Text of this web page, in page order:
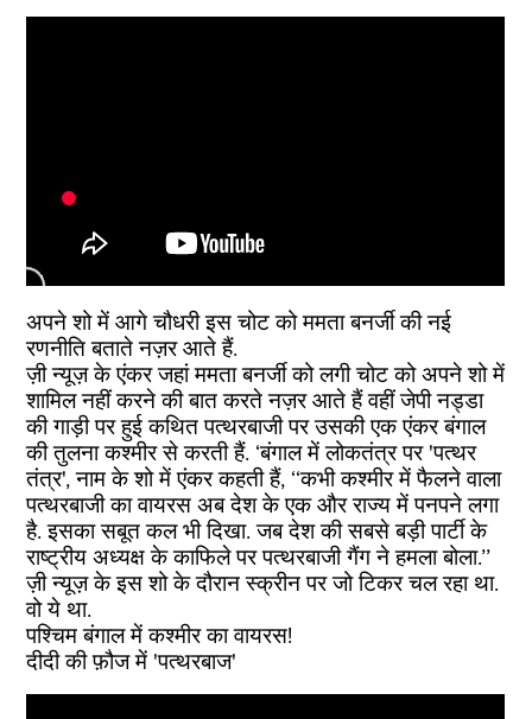
अपने शो में आगे चौधरी इस चोट को ममता बनर्जी की नई
रणनीति बताते नज़र आते हैं.
ज़ी न्यूज़ के एंकर जहां ममता बनर्जी को लगी चोट को अपने शो में
शामिल नहीं करने की बात करते नज़र आते हैं वहीं जेपी नड्डा
की गाड़ी पर हुई कथित पत्थरबाजी पर उसकी एक एंकर बंगाल
की तुलना कश्मीर से करती हैं. ‘बंगाल में लोकतंत्र पर 'पत्थर
तंत्र', नाम के शो में एंकर कहती हैं, ‘‘कभी कश्मीर में फैलने वाला
पत्थरबाजी का वायरस अब देश के एक और राज्य में पनपने लगा
है. इसका सबूत कल भी दिखा. जब देश की सबसे बड़ी पार्टी के
राष्ट्रीय अध्यक्ष के काफिले पर पत्थरबाजी गैंग ने हमला बोला.’’
ज़ी न्यूज़ के इस शो के दौरान स्क्रीन पर जो टिकर चल रहा था.
वो ये था.
पश्चिम बंगाल में कश्मीर का वायरस!
दीदी की फ़ौज में 'पत्थरबाज'